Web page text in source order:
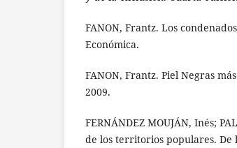
FANON, Frantz. Los
Económica.
FANON, Frantz. Piel Negras
2009.
FERNÁNDEZ MOUJÁN, Inés;
de los territorios populares. De